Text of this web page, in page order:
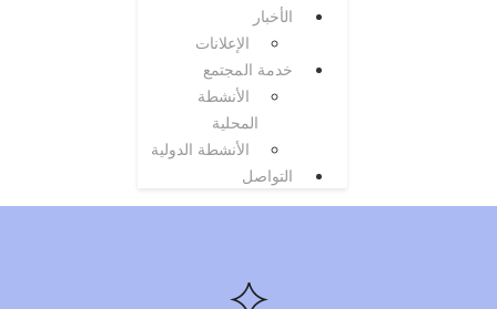
الأخبار
الإعلانات
خدمة المجتمع
الأنشطة
المحلية
الأنشطة الدولية
التواصل